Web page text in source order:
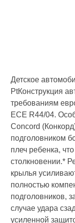
Детское
PtКонструкция
требованиям
ECE R44/04.
Concord
подголовником
плеч ребенка,
столкновении.*
крылья
полностью
подголовников,
случае удара
усиленной